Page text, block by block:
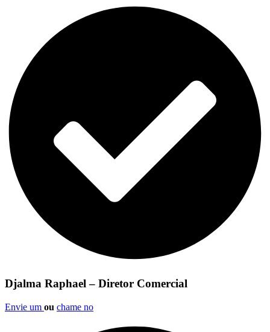
Djalma Raphael – Diretor Comercial
Envie um ou chame no